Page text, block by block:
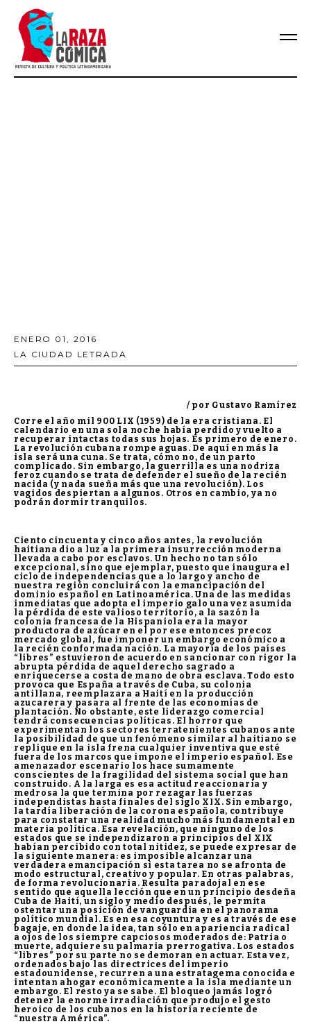
ENERO 01, 2016
LA CIUDAD LETRADA
/ por Gustavo Ramírez
Corre el año mil 900 LIX (1959) de la era cristiana. El
calendario en una sola noche había perdido y vuelto a
recuperar intactas todas sus hojas. Es primero de enero.
La revolución cubana rompe aguas. De aquí en más la
isla será una cuna. Se trata, cómo no, de un parto
complicado. Sin embargo, la guerrilla es una nodriza
feroz cuando se trata de defender el sueño de la recién
nacida (y nada sueña más que una revolución). Los
vagidos despiertan a algunos. Otros en cambio, ya no
podrán dormir tranquilos.
Ciento cincuenta y cinco años antes, la revolución
haitiana dio a luz a la primera insurrección moderna
llevada a cabo por esclavos. Un hecho no tan sólo
excepcional, sino que ejemplar, puesto que inaugura el
ciclo de independencias que a lo largo y ancho de
nuestra región concluirá con la emancipación del
dominio español en Latinoamérica. Una de las medidas
inmediatas que adopta el imperio galo una vez asumida
la pérdida de este valioso territorio, a la sazón la
colonia francesa de la Hispaniola era la mayor
productora de azúcar en el por ese entonces precoz
mercado global, fue imponer un embargo económico a
la recién conformada nación. La mayoría de los países
“libres” estuvieron de acuerdo en sancionar con rigor la
abrupta pérdida de aquel derecho sagrado a
enriquecerse a costa de mano de obra esclava. Todo esto
provoca que España a través de Cuba, su colonia
antillana, reemplazara a Haití en la producción
azucarera y pasara al frente de las economías de
plantación. No obstante, este liderazgo comercial
tendrá consecuencias políticas. El horror que
experimentan los sectores terratenientes cubanos ante
la posibilidad de que un fenómeno similar al haitiano se
replique en la isla frena cualquier inventiva que esté
fuera de los marcos que impone el imperio español. Ese
amenazador escenario los hace sumamente
conscientes de la fragilidad del sistema social que han
construido. A la larga es esa actitud reaccionaria y
medrosa la que termina por rezagar las fuerzas
independistas hasta finales del siglo XIX. Sin embargo,
la tardía liberación de la corona española, contribuye
para constatar una realidad mucho más fundamental en
materia política. Esa revelación, que ninguno de los
estados que se independizaron a principios del XIX
habían percibido con total nitidez, se puede expresar de
la siguiente manera: es imposible alcanzar una
verdadera emancipación si esta tarea no se afronta de
modo estructural, creativo y popular. En otras palabras,
de forma revolucionaria. Resulta paradojal en ese
sentido que aquella lección que en un principio desdeña
Cuba de Haití, un siglo y medio después, le permita
ostentar una posición de vanguardia en el panorama
político mundial. Es en esa coyuntura y es a través de ese
bagaje, en donde la idea, tan sólo en apariencia radical
a ojos de los siempre capciosos moderados de: Patria o
muerte, adquiere su palmaria prerrogativa. Los estados
“libres” por su parte no se demoran en actuar. Esta vez,
ordenados bajo las directrices del imperio
estadounidense, recurren a una estratagema conocida e
intentan ahogar económicamente a la isla mediante un
embargo. El resto ya se sabe. El bloqueo jamás logró
detener la enorme irradiación que produjo el gesto
heroico de los cubanos en la historia reciente de
“nuestra América”.